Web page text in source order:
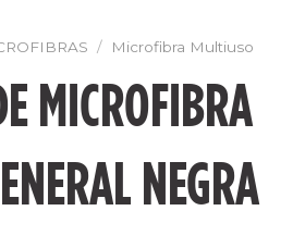
/ Microfibra Multiuso
MICROFIBRA
NEGRA